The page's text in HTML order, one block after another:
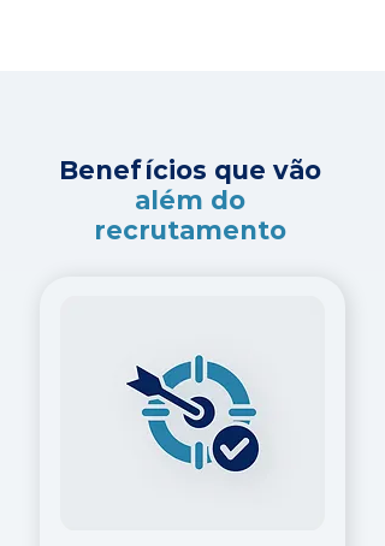
Benefícios que vão
além do
recrutamento